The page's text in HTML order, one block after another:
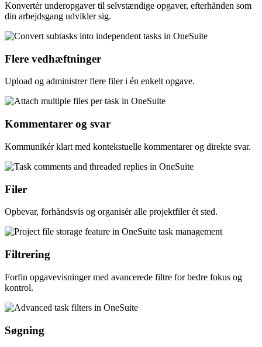
Konvertér underopgaver til selvstændige opgaver, efterhånden som
din arbejdsgang udvikler sig.
Flere vedhæftninger
Upload og administrer flere filer i én enkelt opgave.
Kommentarer og svar
Kommunikér klart med kontekstuelle kommentarer og direkte svar.
Filer
Opbevar, forhåndsvis og organisér alle projektfiler ét sted.
Filtrering
Forfin opgavevisninger med avancerede filtre for bedre fokus og
kontrol.
Søgning